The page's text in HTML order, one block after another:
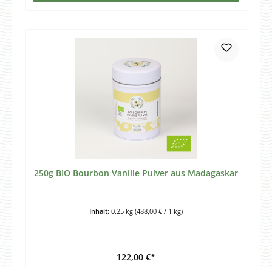
250g BIO Bourbon Vanille Pulver aus Madagaskar
Inhalt: 0.25 kg (488,00 € / 1 kg)
122,00 €*